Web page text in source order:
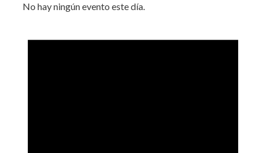
No hay ningún evento este día.